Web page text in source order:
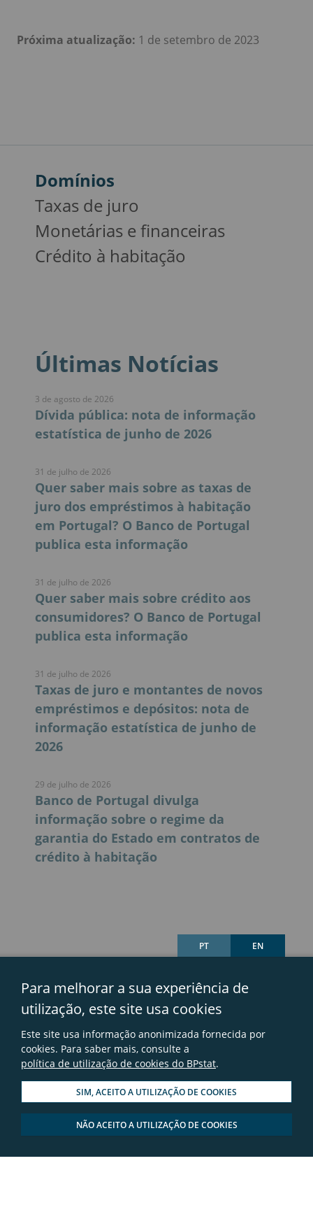
PT EN
Para melhorar a sua experiência de
utilização, este site usa cookies
Este site usa informação anonimizada fornecida por
cookies. Para saber mais, consulte a
política de utilização de cookies do BPstat.
SIM, ACEITO A UTILIZAÇÃO DE COOKIES
NÃO ACEITO A UTILIZAÇÃO DE COOKIES
Domínios
Taxas de juro
Monetárias e financeiras
3 de agosto de 2026
Dívida pública: nota de informação
31 de julho de 2026
Quer saber mais sobre as taxas de
juro dos empréstimos à habitação
em Portugal? O Banco de Portugal
31 de julho de 2026
Quer saber mais sobre crédito aos
consumidores? O Banco de Portugal
31 de julho de 2026
Taxas de juro e montantes de novos
empréstimos e depósitos: nota de
informação estatística de junho de
29 de julho de 2026
Banco de Portugal divulga
informação sobre o regime da
garantia do Estado em contratos de
Glossário
Mapa do sítio
Avisos legais
Contactos